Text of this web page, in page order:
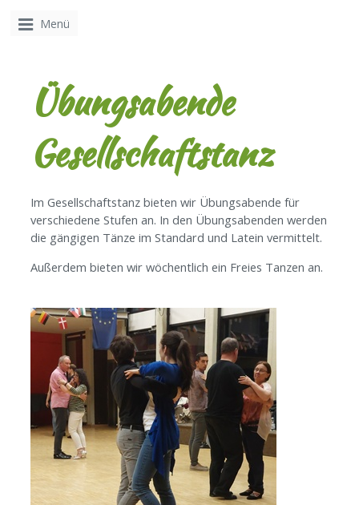
Menü
Übungsabende
Gesellschaftstanz
Im Gesellschaftstanz bieten wir Übungsabende für
verschiedene Stufen an. In den Übungsabenden werden
die gängigen Tänze im Standard und Latein vermittelt.
Außerdem bieten wir wöchentlich ein Freies Tanzen an.